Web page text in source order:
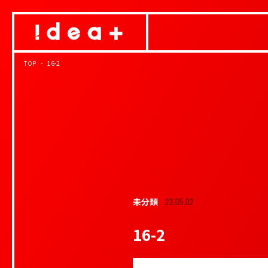
TOP 16-2
未分類 23.05.02
16-2